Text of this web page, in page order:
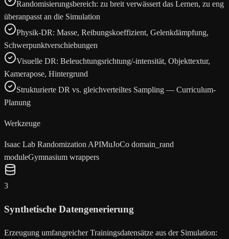
Randomisierungsbereich: zu breit verwässert das Lernen, zu eng
überanpasst an die Simulation
Physik-DR: Masse, Reibungskoeffizient, Gelenkdämpfung,
Schwerpunktverschiebungen
Visuelle DR: Beleuchtungsrichtung/-intensität, Objekttextur,
Kamerapose, Hintergrund
Strukturierte DR vs. gleichverteiltes Sampling — Curriculum-
Planung
Werkzeuge
Isaac Lab Randomization APIMuJoCo domain_rand
moduleGymnasium wrappers
3
Synthetische Datengenerierung
Erzeugung umfangreicher Trainingsdatensätze aus der Simulation: